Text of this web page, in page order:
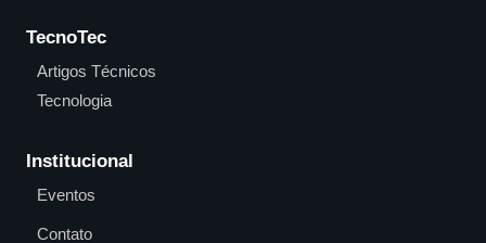
TecnoTec
Artigos Técnicos
Tecnologia
Institucional
Eventos
Contato